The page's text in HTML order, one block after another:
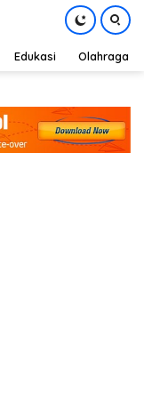
Edukasi Olahraga